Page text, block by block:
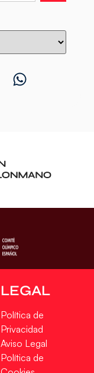
LEGAL
Política de
Privacidad
Aviso Legal
Política de